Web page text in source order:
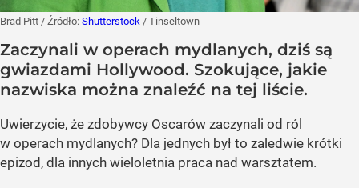
Brad Pitt / Źródło: Shutterstock / Tinseltown
Zaczynali w operach mydlanych, dziś są
gwiazdami Hollywood. Szokujące, jakie
nazwiska można znaleźć na tej liście.
Uwierzycie, że zdobywcy Oscarów zaczynali od ról
w operach mydlanych? Dla jednych był to zaledwie krótki
epizod, dla innych wieloletnia praca nad warsztatem.